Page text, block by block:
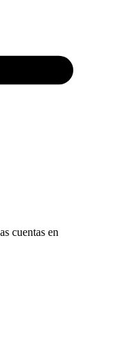
cuentas en